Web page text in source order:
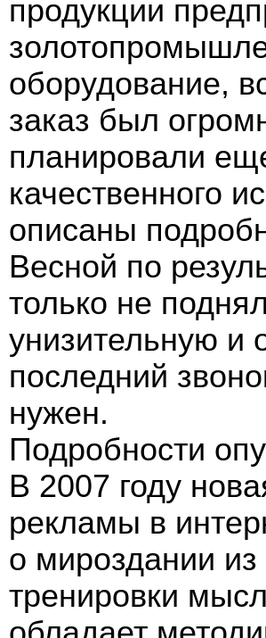
продукции
оборудование,
заказ был
планировали
качественного
описаны
Весной по
только не
унизительную и
последний
нужен.
Подробности
В 2007 году
рекламы в
о мироздании из
тренировки